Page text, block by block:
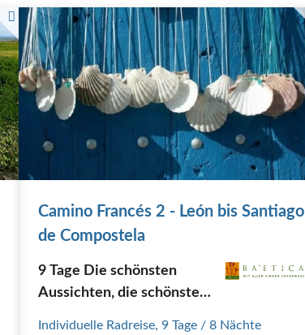
Camino Francés 2 - León bis Santiago
de Compostela
9 Tage Die schönsten
Aussichten, die schönsten
Individuelle Radreise, 9 Tage / 8 Nächte